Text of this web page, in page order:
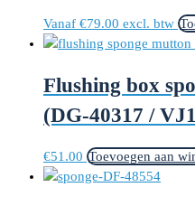
Vanaf €79.00 excl. btw
Flushing box
(DG-40317 /
€51.00 Toevoegen aan